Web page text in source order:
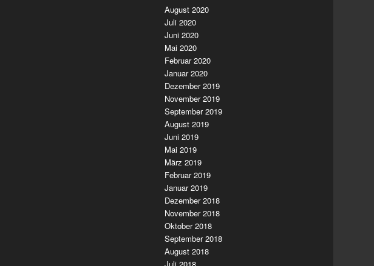
August 2020
Juli 2020
Juni 2020
Mai 2020
Februar 2020
Januar 2020
Dezember 2019
November 2019
September 2019
August 2019
Juni 2019
Mai 2019
März 2019
Februar 2019
Januar 2019
Dezember 2018
November 2018
Oktober 2018
September 2018
August 2018